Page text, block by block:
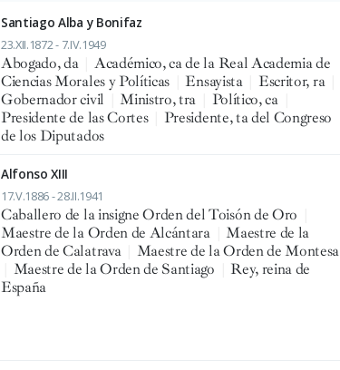
Santiago Alba y Bonifaz
23.XII.1872 - 7.IV.1949
Abogado, da
Académico, ca de la Real Academia de
Ciencias Morales y Políticas
Ensayista Escritor, ra
Gobernador civil
Ministro, tra Político, ca
Presidente de las Cortes
Presidente, ta del Congreso
de los Diputados
Alfonso XIII
17.V.1886 - 28.II.1941
Caballero de la insigne Orden del Toisón de Oro
Maestre de la Orden de Alcántara
Maestre de la
Orden de Calatrava
Maestre de la Orden de Montesa
Maestre de la Orden de Santiago
Rey, reina de
España